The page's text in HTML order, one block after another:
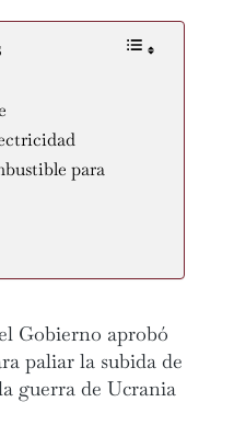
para
Gobierno aprobó
paliar la subida de
guerra de Ucrania